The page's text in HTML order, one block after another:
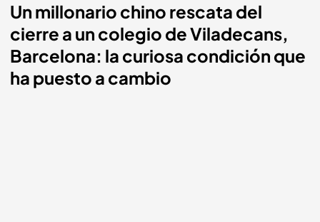
Un millonario chino rescata del
cierre a un colegio de Viladecans,
Barcelona: la curiosa condición que
ha puesto a cambio